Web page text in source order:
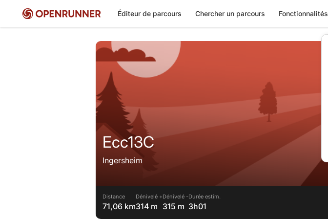
Éditeur de parcours Chercher un parcours Fonctionnalités
Ecc13C
Ingersheim
Distance
71,06 km
Dénivelé +
314 m
Dénivelé -
315 m
Durée estim.
3h01